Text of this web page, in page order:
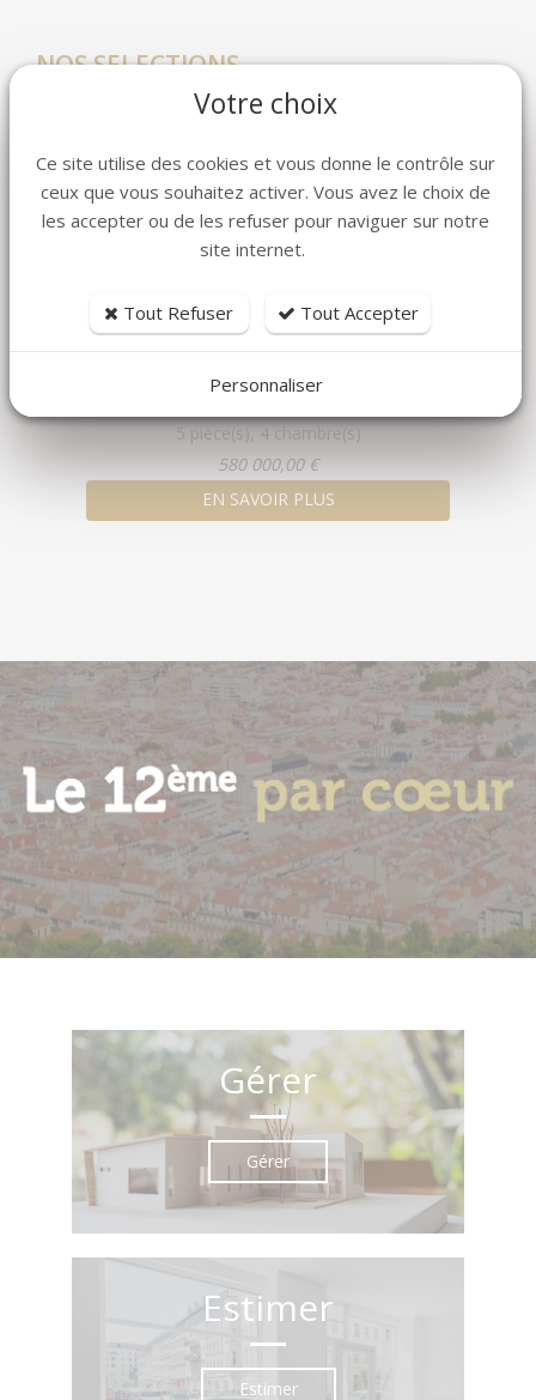
NOS SELECTIONS
5 pièce(s), 4 chambre(s)
580 000,00 €
EN SAVOIR PLUS
Gérer
Gérer
Estimer
Estimer
Votre choix
Ce site utilise des cookies et vous donne le contrôle sur
ceux que vous souhaitez activer. Vous avez le choix de
les accepter ou de les refuser pour naviguer sur notre
site internet.
Tout Refuser Tout Accepter
Personnaliser